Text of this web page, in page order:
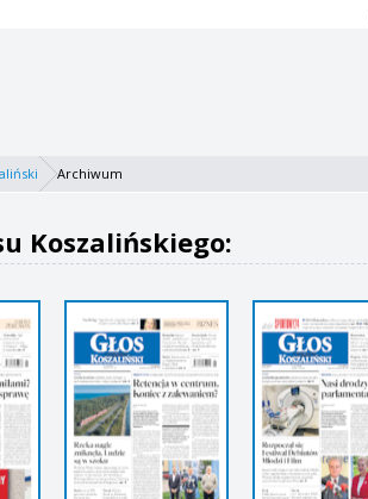
Archiwum
Koszalińskiego: